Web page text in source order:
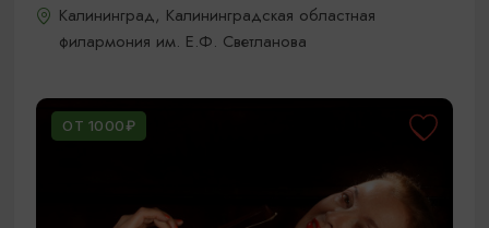
Калининград, Калининградская областная
филармония им. Е.Ф. Светланова
ОТ 1000₽